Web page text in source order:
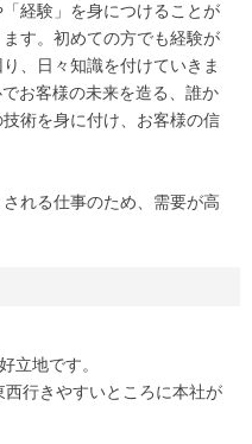
経験」を身につけることが
す。初めての方でも経験が
、日々知識を付けていきま
お客様の未来を造る、誰か
術を身に付け、お客様の信
れる仕事のため、需要が高
立地です。
行きやすいところに本社が